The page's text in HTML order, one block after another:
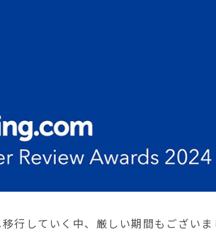
行していく中、厳しい期間もござい